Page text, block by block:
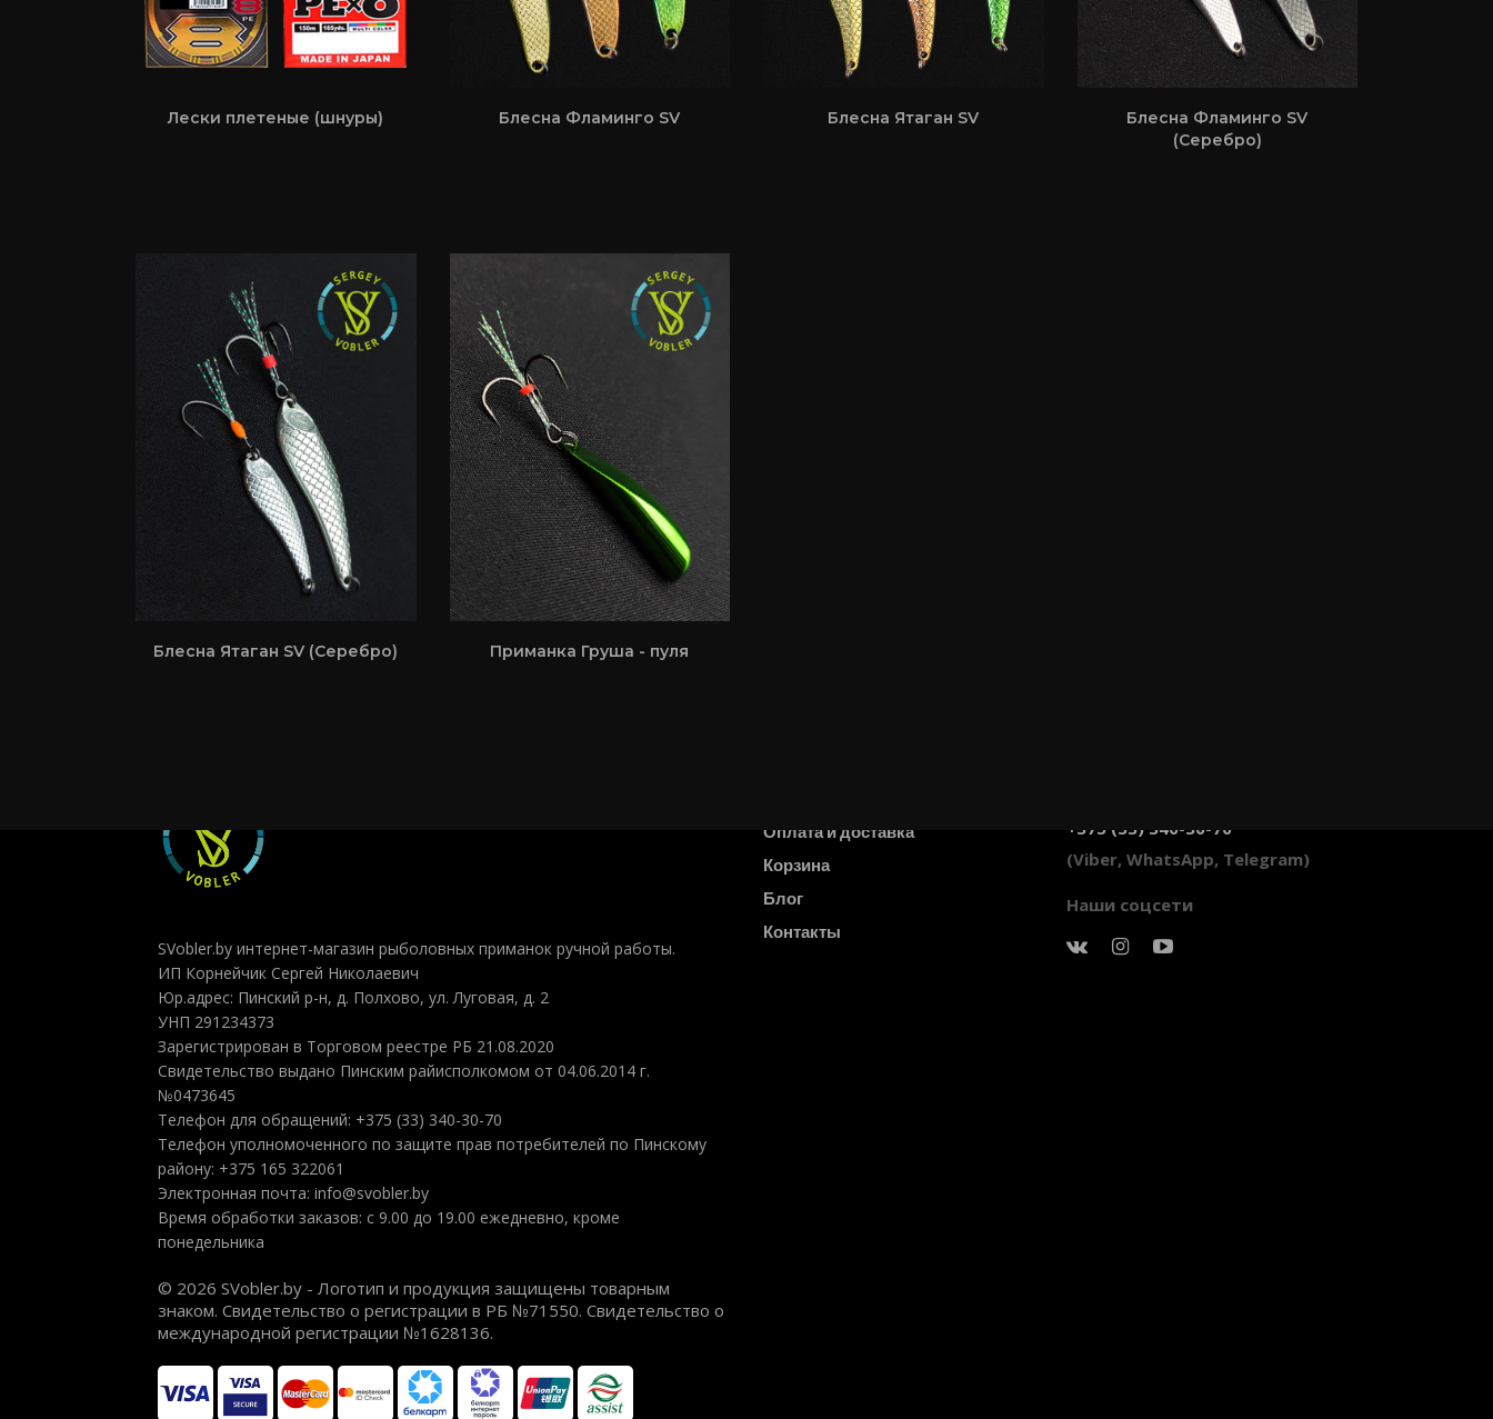
Лески плетеные (шнуры) Блесна Фламинго SV Блесна Ятаган SV
Блесна Фламинго SV
(Серебро)
Блесна Ятаган SV (Серебро) Приманка Груша - пуля
SVobler.by интернет-магазин рыболовных приманок ручной работы.
ИП Корнейчик Сергей Николаевич
Юр.адрес: Пинский р-н, д. Полхово, ул. Луговая, д. 2
УНП 291234373
Зарегистрирован в Торговом реестре РБ 21.08.2020
Свидетельство выдано Пинским райисполкомом от 04.06.2014 г.
№0473645
Телефон для обращений: +375 (33) 340-30-70
Телефон уполномоченного по защите прав потребителей по Пинскому
району: +375 165 322061
Электронная почта: info@svobler.by
Время обработки заказов: с 9.00 до 19.00 ежедневно, кроме
понедельника
© 2026 SVobler.by - Логотип и продукция защищены товарным
знаком. Свидетельство о регистрации в РБ №71550. Свидетельство о
международной регистрации №1628136.
Оплата и доставка
Корзина
Блог
Контакты
+375 (33) 340-30-70
(Viber, WhatsApp, Telegram)
Наши соцсети